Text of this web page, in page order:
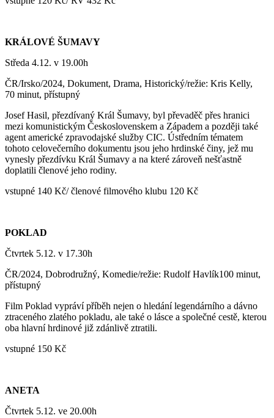
KRÁLOVÉ ŠUMAVY
Středa 4.12. v 19.00h
ČR/Irsko/2024, Dokument, Drama, Historický/režie: Kris Kelly,
70 minut, přístupný
Josef Hasil, přezdívaný Král Šumavy, byl převaděč přes hranici
mezi komunistickým Československem a Západem a později také
agent americké zpravodajské služby CIC. Ústředním tématem
tohoto celovečerního dokumentu jsou jeho hrdinské činy, jež mu
vynesly přezdívku Král Šumavy a na které zároveň nešťastně
doplatili členové jeho rodiny.
vstupné 140 Kč/ členové filmového klubu 120 Kč
POKLAD
Čtvrtek 5.12. v 17.30h
ČR/2024, Dobrodružný, Komedie/režie: Rudolf Havlík100 minut,
přístupný
Film Poklad vypráví příběh nejen o hledání legendárního a dávno
ztraceného zlatého pokladu, ale také o lásce a společné cestě, kterou
oba hlavní hrdinové již zdánlivě ztratili.
vstupné 150 Kč
ANETA
Čtvrtek 5.12. ve 20.00h